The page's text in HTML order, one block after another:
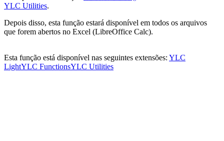
YLC Utilities.
Depois disso, esta função estará disponível em todos os arquivos
que forem abertos no Excel (LibreOffice Calc).
Esta função está disponível nas seguintes extensões: YLC
LightYLC FunctionsYLC Utilities